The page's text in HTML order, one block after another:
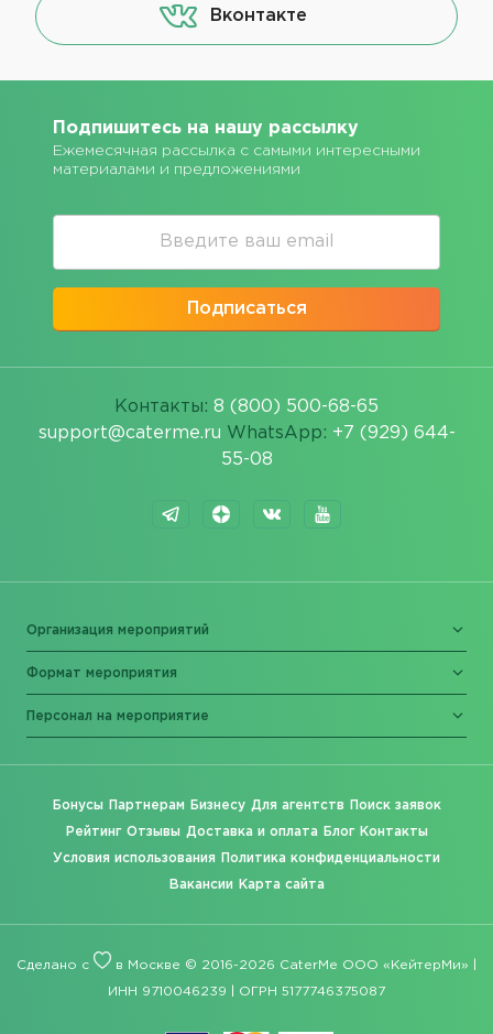
Вконтакте
Подпишитесь на нашу рассылку
Ежемесячная рассылка с самыми интересными
материалами и предложениями
Подписаться
Контакты: 8 (800) 500-68-65
support@caterme.ru WhatsApp: +7 (929) 644-
55-08
Организация мероприятий
Формат мероприятия
Персонал на мероприятие
Бонусы Партнерам Бизнесу Для агентств Поиск заявок
Рейтинг Отзывы Доставка и оплата Блог Контакты
Условия использования Политика конфиденциальности
Вакансии Карта сайта
Сделано с в Москве © 2016-2026 CaterMe ООО «КейтерМи» |
ИНН 9710046239 | ОГРН 5177746375087